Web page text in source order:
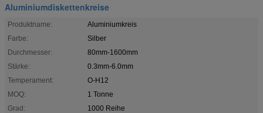
Aluminiumdiskettenkreise
Produktname:
Aluminiumkreis
Farbe:
Silber
Durchmesser:
80mm-1600mm
Stärke:
0.3mm-6.0mm
Temperament:
O-H12
MOQ:
1 Tonne
Grad:
1000 Reihe